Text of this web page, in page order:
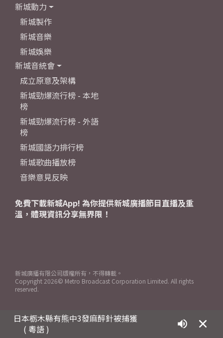
日本栃木縣有熊中3發麻醉針被捕獲
( 粵語 )
新城動力
新城製作
新城音樂
新城娛樂
新城音統會
成立原意及架構
新城勁爆流行榜 - 本地
榜
新城勁爆流行榜 - 外語
榜
新城國語力排行榜
新城歌曲播放榜
音樂意見反映
免費下載新城App! 為你提供新城廣播節目直播及重
溫，體現資訊分享無界限！
新城廣播有限公司版權所有，不得轉載。
Copyright 2026© Metro Broadcast Corporation Limited. All rights
reserved.